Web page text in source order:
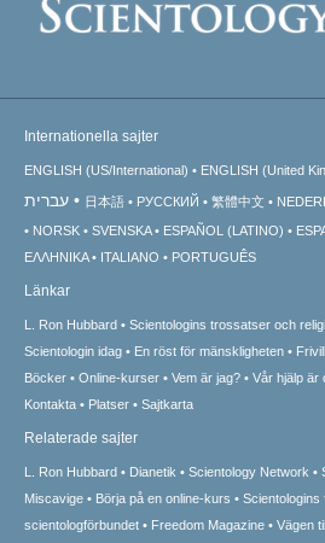
Internationella sajter
ENGLISH (US/International) ENGLISH (United
עברית 日本語 РУССКИЙ 繁體中文
NORSK
SVENSKA ESPAÑOL (LATINO)
ΕΛΛΗΝΙΚA
ITALIANO PORTUGUÊS
Länkar
L. Ron Hubbard Scientologins trossatser och
Scientologin idag
En röst för mänskligheten
Böcker
Online-kurser Vem är jag? Vår hjälp är
Kontakta
Platser Sajtkarta
Relaterade sajter
L. Ron Hubbard Dianetik Scientology Network
Miscavige
Börja på en online-kurs Scientologins
scientologförbundet
Freedom Magazine Vägen